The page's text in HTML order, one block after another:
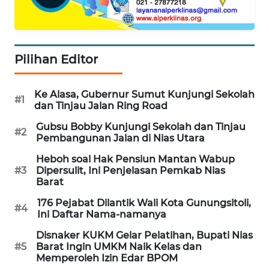
Pilihan Editor
#1
Ke Alasa, Gubernur Sumut Kunjungi Sekolah
dan Tinjau Jalan Ring Road
#2
Gubsu Bobby Kunjungi Sekolah dan Tinjau
Pembangunan Jalan di Nias Utara
#3
Heboh soal Hak Pensiun Mantan Wabup
Dipersulit, Ini Penjelasan Pemkab Nias
Barat
#4
176 Pejabat Dilantik Wali Kota Gunungsitoli,
Ini Daftar Nama-namanya
#5
Disnaker KUKM Gelar Pelatihan, Bupati Nias
Barat Ingin UMKM Naik Kelas dan
Memperoleh Izin Edar BPOM
MASYARAKAT
WALINKI
ID
MAWAKA
ID
MARTABAT
PLN
LPKKI